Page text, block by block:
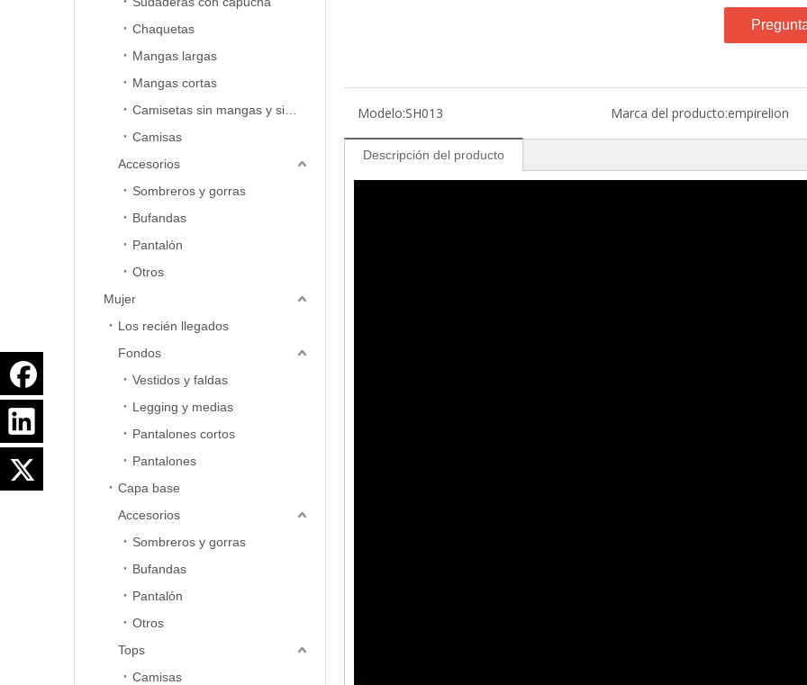
Chaquetas
Mangas largas
Mangas cortas
Camisas
Accesorios
Sombreros y gorras
Bufandas
Pantalón
Otros
Mujer
Los recién llegados
Fondos
Vestidos y faldas
Legging y medias
Pantalones cortos
Pantalones
Capa base
Accesorios
Sombreros y gorras
Bufandas
Pantalón
Otros
Tops
Camisas
Modelo:SH013 Marca del producto:empirelion
Descripción del producto